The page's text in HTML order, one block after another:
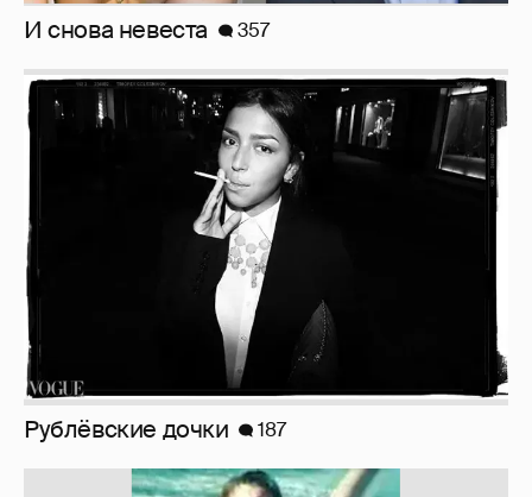
И снова невеста 357
Рублёвские дочки 187